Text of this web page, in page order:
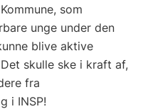
som
unge under den
blive aktive
skulle ske i kraft af,
fra
i INSP!